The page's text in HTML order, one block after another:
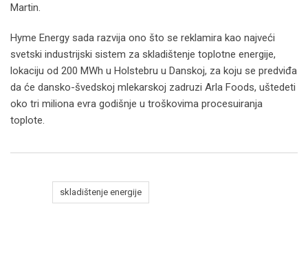
Martin.
Hyme Energy sada razvija ono što se reklamira kao najveći
svetski industrijski sistem za skladištenje toplotne energije,
lokaciju od 200 MWh u Holstebru u Danskoj, za koju se predviđa
da će dansko-švedskoj mlekarskoj zadruzi Arla Foods, uštedeti
oko tri miliona evra godišnje u troškovima procesuiranja
toplote.
skladištenje energije